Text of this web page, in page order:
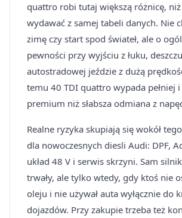
quattro robi tutaj większą różnicę,
wydawać z samej tabeli danych. Nie
zimę czy start spod świateł, ale o
pewności przy wyjściu z łuku,
autostradowej jeździe z dużą
temu 40 TDI quattro wypada pełniej
premium niż słabsza odmiana z
Realne ryzyka skupiają się wokół
dla nowoczesnych diesli Audi: DPF,
układ 48 V i serwis skrzyni. Sam
trwały, ale tylko wtedy, gdy ktoś nie
oleju i nie używał auta wyłącznie do
dojazdów. Przy zakupie trzeba też